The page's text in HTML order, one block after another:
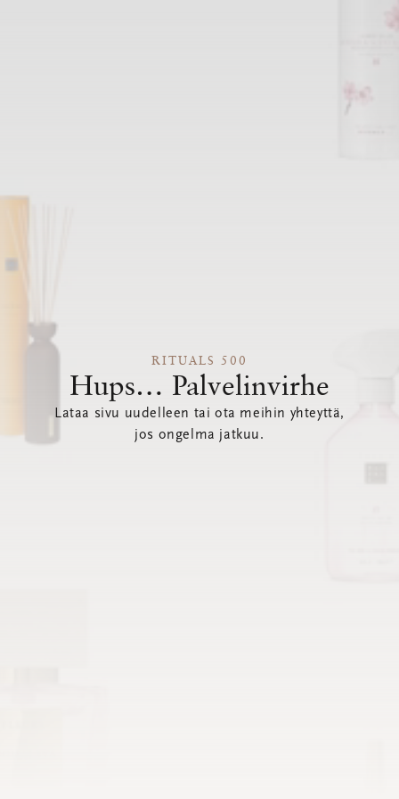
RITUALS 500
Hups… Palvelinvirhe
Lataa sivu uudelleen tai ota meihin yhteyttä,
jos ongelma jatkuu.